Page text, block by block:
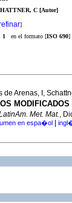
C [Autor]
]
1 en el formato [ISO 690]
de Arenas, I,
Met. Mat. ,
en espa�ol |